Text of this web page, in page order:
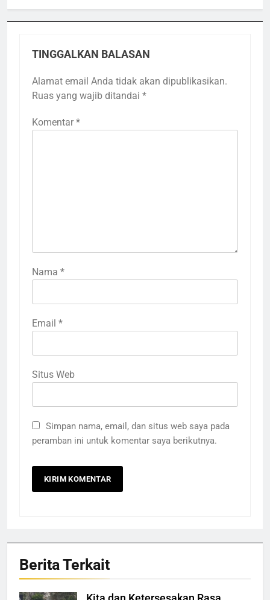
TINGGALKAN BALASAN
Alamat email Anda tidak akan dipublikasikan.
Ruas yang wajib ditandai *
Komentar *
Nama *
Email *
Situs Web
Simpan nama, email, dan situs web saya pada
peramban ini untuk komentar saya berikutnya.
Berita Terkait